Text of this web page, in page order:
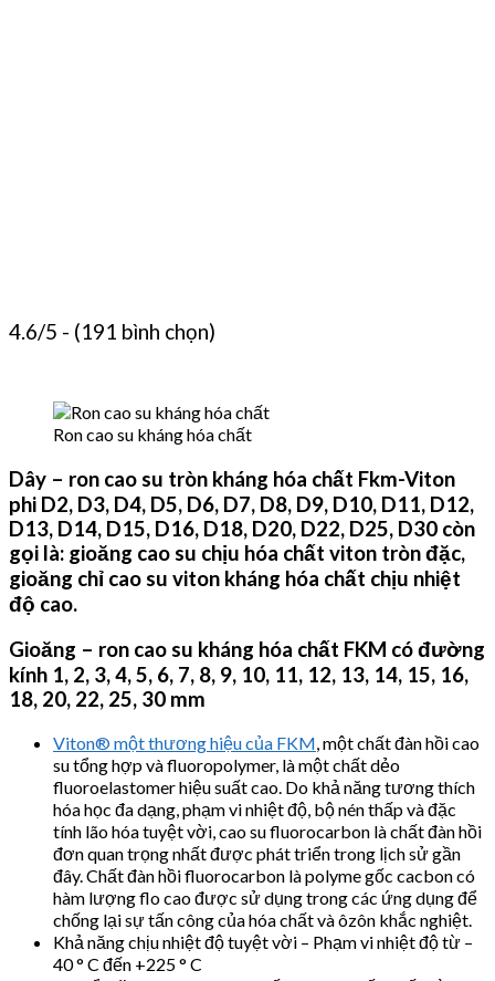
4.6/5 - (191 bình chọn)
Ron cao su kháng hóa chất
Dây – ron cao su tròn kháng hóa chất Fkm-Viton
phi D2, D3, D4, D5, D6, D7, D8, D9, D10, D11, D12,
D13, D14, D15, D16, D18, D20, D22, D25, D30 còn
gọi là: gioăng cao su chịu hóa chất viton tròn đặc,
gioăng chỉ cao su viton kháng hóa chất chịu nhiệt
độ cao.
Gioăng – ron cao su kháng hóa chất FKM có đường
kính 1, 2, 3, 4, 5, 6, 7, 8, 9, 10, 11, 12, 13, 14, 15, 16,
18, 20, 22, 25, 30 mm
Viton® một thương hiệu của FKM, một chất đàn hồi cao
su tổng hợp và fluoropolymer, là một chất dẻo
fluoroelastomer hiệu suất cao. Do khả năng tương thích
hóa học đa dạng, phạm vi nhiệt độ, bộ nén thấp và đặc
tính lão hóa tuyệt vời, cao su fluorocarbon là chất đàn hồi
đơn quan trọng nhất được phát triển trong lịch sử gần
đây. Chất đàn hồi fluorocarbon là polyme gốc cacbon có
hàm lượng flo cao được sử dụng trong các ứng dụng để
chống lại sự tấn công của hóa chất và ôzôn khắc nghiệt.
Khả năng chịu nhiệt độ tuyệt vời – Phạm vi nhiệt độ từ –
40 ° C đến +225 ° C